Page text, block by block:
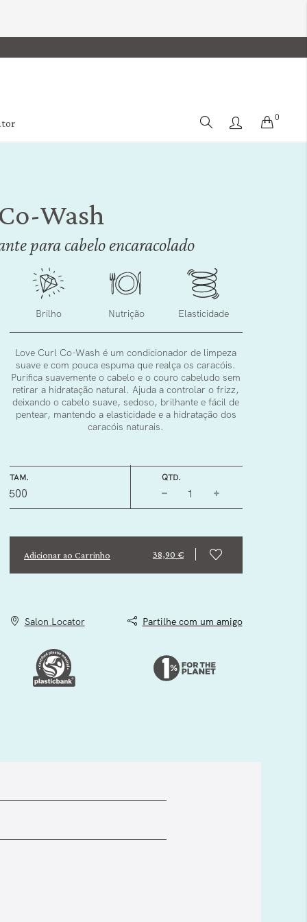
Cart
0
Wash
para cabelo encaracolado
Brilho Nutrição Elasticidade
Love Curl Co-Wash é um condicionador de limpeza
suave e com pouca espuma que realça os caracóis.
Purifica suavemente o cabelo e o couro cabeludo sem
retirar a hidratação natural. Ajuda a controlar o frizz,
deixando o cabelo suave, sedoso, brilhante e fácil de
pentear, mantendo a elasticidade e a hidratação dos
caracóis naturais.
Adicionar ao Carrinho 38,90 €
TAM. QTD.
500
Salon Locator Partilhe com um amigo